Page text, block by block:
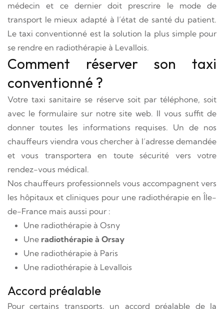
médecin et ce dernier doit prescrire le mode de
transport le mieux adapté à l’état de santé du patient.
Le taxi conventionné est la solution la plus simple pour
se rendre en radiothérapie à Levallois.
Comment réserver son taxi
conventionné ?
Votre taxi sanitaire se réserve soit par téléphone, soit
avec le formulaire sur notre site web. Il vous suffit de
donner toutes les informations requises. Un de nos
chauffeurs viendra vous chercher à l’adresse demandée
et vous transportera en toute sécurité vers votre
rendez-vous médical.
Nos chauffeurs professionnels vous accompagnent vers
les hôpitaux et cliniques pour une radiothérapie en Île-
de-France mais aussi pour :
Une radiothérapie à Osny
Une radiothérapie à Orsay
Une radiothérapie à Paris
Une radiothérapie à Levallois
Accord préalable
Pour certains transports, un accord préalable de la